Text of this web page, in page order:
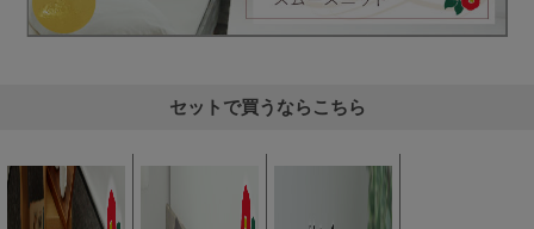
セットで買うならこちら